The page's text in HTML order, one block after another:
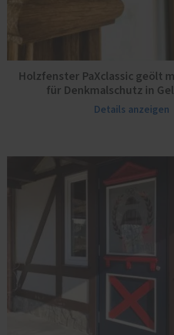
Holzfenster PaXclassic geölt
für Denkmalschutz in
Details anzeigen